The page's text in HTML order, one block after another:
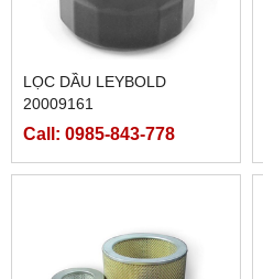
LỌC DẦU LEYBOLD
20009161
Call: 0985-843-778